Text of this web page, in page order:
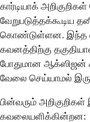
கார்டியாக் அறிகுறிகள்
வேறுபடுத்தக்கூடிய
கொண்டுள்ளன. இந்த
கவனத்திற்கு
போதுமான ஆக்ஸிஜன்
வேலை செய்யாமல்
பின்வரும்
கவலையளிக்கின்றன: